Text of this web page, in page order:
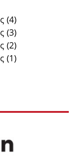
(4)
(3)
(2)
(1)